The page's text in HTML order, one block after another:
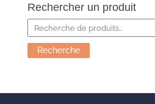
Rechercher un produit
Recherche
pour :
Recherche